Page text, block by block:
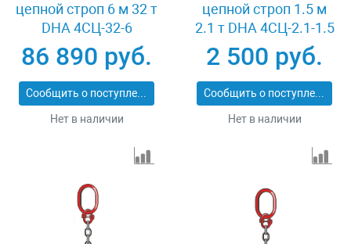
цепной строп 6 м 32 т
DHA 4СЦ-32-6
86 890 руб.
Сообщить о поступлении
Нет в наличии
цепной строп 1.5 м
2.1 т DHA 4СЦ-2.1-1.5
2 500 руб.
Сообщить о поступлении
Нет в наличии